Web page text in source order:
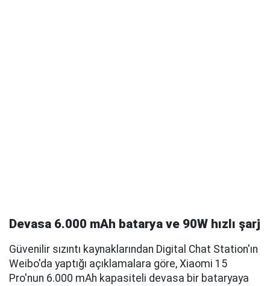
Devasa 6.000 mAh batarya ve 90W hızlı şarj
Güvenilir sızıntı kaynaklarından Digital Chat Station'ın
Weibo'da yaptığı açıklamalara göre, Xiaomi 15
Pro'nun 6.000 mAh kapasiteli devasa bir bataryaya